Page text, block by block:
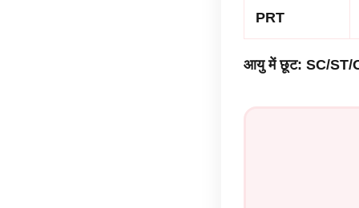
PRT
आयु में छूट: SC/ST/